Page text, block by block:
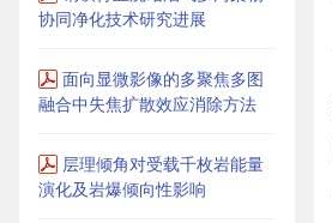
协同净化技术研究进展
面向显微影像的多聚焦多图
融合中失焦扩散效应消除方法
层理倾角对受载千枚岩能量
演化及岩爆倾向性影响